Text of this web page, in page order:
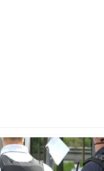
des agriculteurs :
à Toulouse ce